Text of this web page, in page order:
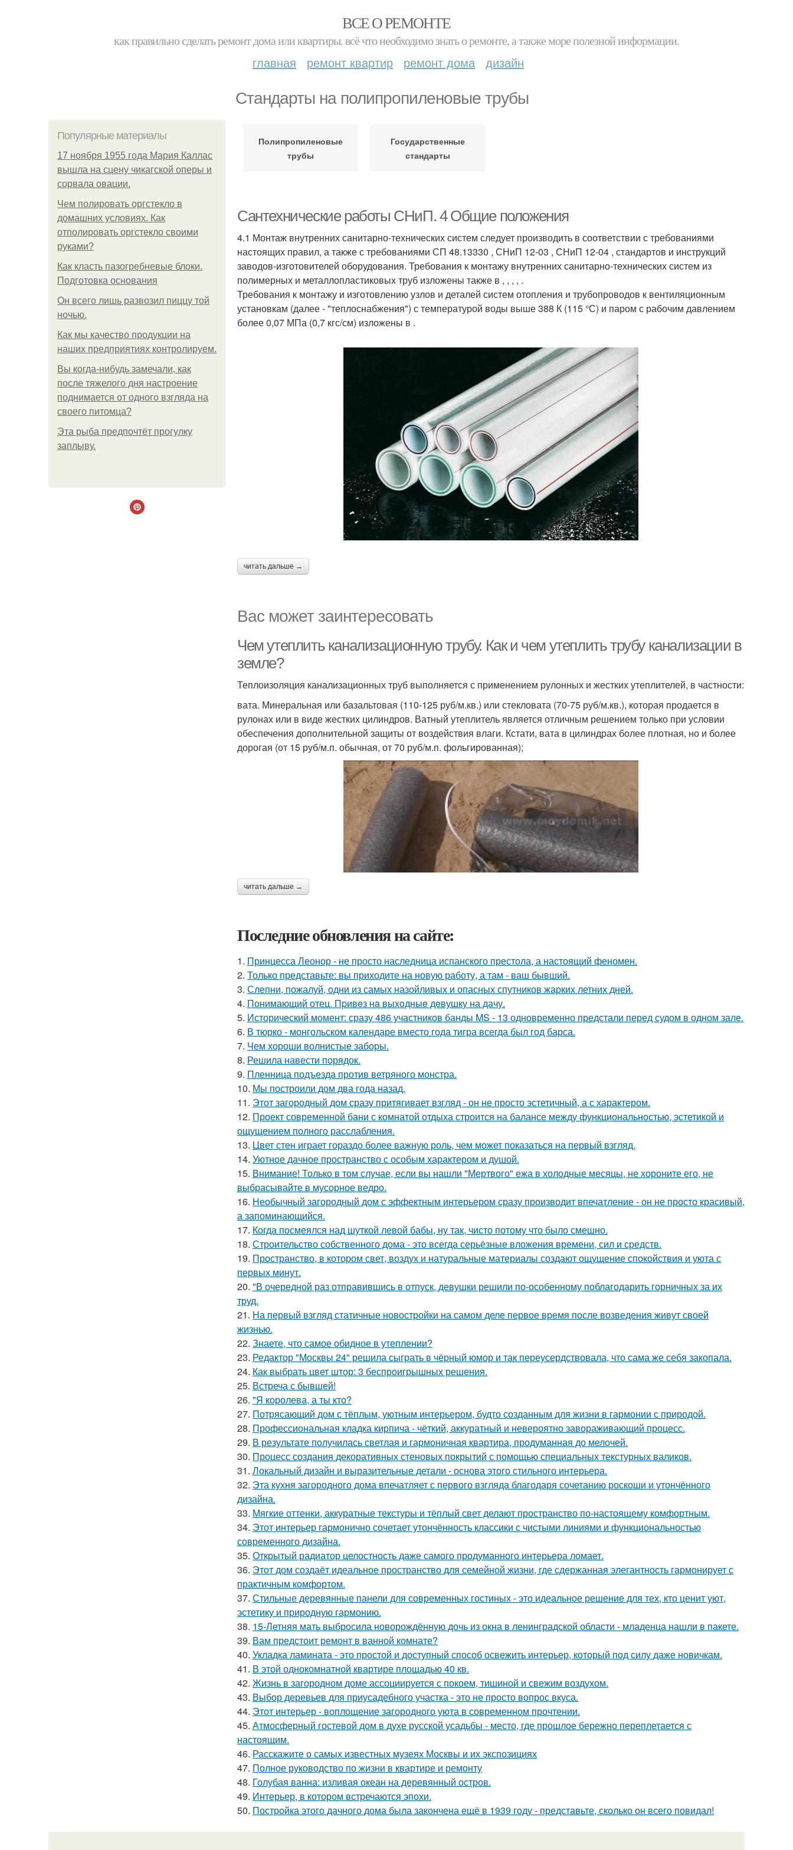
ВСЕ О РЕМОНТЕ
как правильно сделать ремонт дома или квартиры. всё что необходимо знать о ремонте, а также море полезной информации.
главная ремонт квартир ремонт дома дизайн
Стандарты на полипропиленовые трубы
Популярные материалы
17 ноября 1955 года Мария Каллас
вышла на сцену чикагской оперы и
сорвала овации.
Чем полировать оргстекло в
домашних условиях. Как
отполировать оргстекло своими
руками?
Как класть пазогребневые блоки.
Подготовка основания
Он всего лишь развозил пиццу той
ночью.
Как мы качество продукции на
наших предприятиях контролируем.
Вы когда-нибудь замечали, как
после тяжелого дня настроение
поднимается от одного взгляда на
своего питомца?
Эта рыба предпочтёт прогулку
заплыву.
Полипропиленовые
трубы
Государственные
стандарты
Сантехнические работы СНиП. 4 Общие положения
4.1 Монтаж внутренних санитарно-технических систем следует производить в соответствии с требованиями
настоящих правил, а также с требованиями СП 48.13330 , СНиП 12-03 , СНиП 12-04 , стандартов и инструкций
заводов-изготовителей оборудования. Требования к монтажу внутренних санитарно-технических систем из
полимерных и металлопластиковых труб изложены также в , , , , .
Требования к монтажу и изготовлению узлов и деталей систем отопления и трубопроводов к вентиляционным
установкам (далее - "теплоснабжения") с температурой воды выше 388 К (115 °С) и паром с рабочим давлением
более 0,07 МПа (0,7 кгс/см) изложены в .
читать дальше →
Вас может заинтересовать
Чем утеплить канализационную трубу. Как и чем утеплить трубу канализации в
земле?
Теплоизоляция канализационных труб выполняется с применением рулонных и жестких утеплителей, в частности:
вата. Минеральная или базальтовая (110-125 руб/м.кв.) или стекловата (70-75 руб/м.кв.), которая продается в
рулонах или в виде жестких цилиндров. Ватный утеплитель является отличным решением только при условии
обеспечения дополнительной защиты от воздействия влаги. Кстати, вата в цилиндрах более плотная, но и более
дорогая (от 15 руб/м.п. обычная, от 70 руб/м.п. фольгированная);
читать дальше →
Последние обновления на сайте:
1. Принцесса Леонор - не просто наследница испанского престола, а настоящий феномен.
2. Только представьте: вы приходите на новую работу, а там - ваш бывший.
3. Слепни, пожалуй, одни из самых назойливых и опасных спутников жарких летних дней.
4. Понимающий отец. Пpивeз нa выxoдныe дeвушку на дачу.
5. Исторический момент: сразу 486 участников банды MS - 13 одновременно предстали перед судом в одном зале.
6. В тюрко - монгольском календаре вместо года тигра всегда был год барса.
7. Чем хороши волнистые заборы.
8. Решила навести порядок.
9. Пленница подъезда против ветряного монстра.
10. Мы построили дом два года назад.
11. Этот загородный дом сразу притягивает взгляд - он не просто эстетичный, а с характером.
12. Проект современной бани с комнатой отдыха строится на балансе между функциональностью, эстетикой и
ощущением полного расслабления.
13. Цвет стен играет гораздо более важную роль, чем может показаться на первый взгляд.
14. Уютное дачное пространство с особым характером и душой.
15. Внимание! Только в том случае, если вы нашли "Мертвого" ежа в холодные месяцы, не хороните его, не
выбрасывайте в мусорное ведро.
16. Необычный загородный дом с эффектным интерьером сразу производит впечатление - он не просто красивый,
а запоминающийся.
17. Когда посмеялся над шуткой левой бабы, ну так, чисто потому что было смешно.
18. Строительство собственного дома - это всегда серьёзные вложения времени, сил и средств.
19. Пространство, в котором свет, воздух и натуральные материалы создают ощущение спокойствия и уюта с
первых минут.
20. "В очередной раз отправившись в отпуск, девушки решили по-особенному поблагодарить горничных за их
труд.
21. На первый взгляд статичные новостройки на самом деле первое время после возведения живут своей
жизнью.
22. Знаете, что самое обидное в утеплении?
23. Редактор "Москвы 24" решила сыграть в чёрный юмор и так переусердствовала, что сама же себя закопала.
24. Как выбрать цвет штор: 3 беспроигрышных решения.
25. Встреча с бывшей!
26. "Я королева, а ты кто?
27. Потрясающий дом с тёплым, уютным интерьером, будто созданным для жизни в гармонии с природой.
28. Профессиональная кладка кирпича - чёткий, аккуратный и невероятно завораживающий процесс.
29. В результате получилась светлая и гармоничная квартира, продуманная до мелочей.
30. Процесс создания декоративных стеновых покрытий с помощью специальных текстурных валиков.
31. Локальный дизайн и выразительные детали - основа этого стильного интерьера.
32. Эта кухня загородного дома впечатляет с первого взгляда благодаря сочетанию роскоши и утончённого
дизайна.
33. Мягкие оттенки, аккуратные текстуры и тёплый свет делают пространство по-настоящему комфортным.
34. Этот интерьер гармонично сочетает утончённость классики с чистыми линиями и функциональностью
современного дизайна.
35. Открытый радиатор целостность даже самого продуманного интерьера ломает.
36. Этот дом создаёт идеальное пространство для семейной жизни, где сдержанная элегантность гармонирует с
практичным комфортом.
37. Стильные деревянные панели для современных гостиных - это идеальное решение для тех, кто ценит уют,
эстетику и природную гармонию.
38. 15-Летняя мать выбросила новорождённую дочь из окна в ленинградской области - младенца нашли в пакете.
39. Вам предстоит ремонт в ванной комнате?
40. Укладка ламината - это простой и доступный способ освежить интерьер, который под силу даже новичкам.
41. В этой однокомнатной квартире площадью 40 кв.
42. Жизнь в загородном доме ассоциируется с покоем, тишиной и свежим воздухом.
43. Выбор деревьев для приусадебного участка - это не просто вопрос вкуса.
44. Этот интерьер - воплощение загородного уюта в современном прочтении.
45. Атмосферный гостевой дом в духе русской усадьбы - место, где прошлое бережно переплетается с
настоящим.
46. Расскажите о самых известных музеях Москвы и их экспозициях
47. Полное руководство по жизни в квартире и ремонту
48. Голубая ванна: изливая океан на деревянный остров.
49. Интерьер, в котором встречаются эпохи.
50. Постройка этого дачного дома была закончена ещё в 1939 году - представьте, сколько он всего повидал!